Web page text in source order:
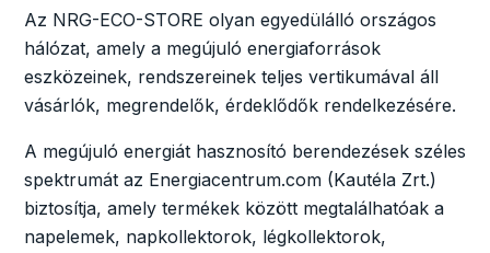
Az NRG-ECO-STORE olyan egyedülálló országos
hálózat, amely a megújuló energiaforrások
eszközeinek, rendszereinek teljes vertikumával áll
vásárlók, megrendelők, érdeklődők rendelkezésére.
A megújuló energiát hasznosító berendezések széles
spektrumát az Energiacentrum.com (Kautéla Zrt.)
biztosítja, amely termékek között megtalálhatóak a
napelemek, napkollektorok, légkollektorok,